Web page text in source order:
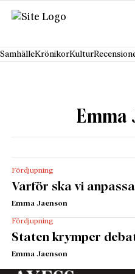
Hoppa till innehåll
SamhälleKrönikorKultur
Emma
Fördjupning
Varför ska vi
Emma Jaenson
Fördjupning
Staten krymper
Emma Jaenson